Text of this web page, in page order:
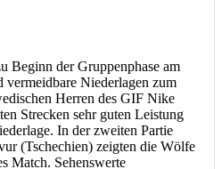
Beginn der Gruppenphase am
vermeidbare Niederlagen zum
Herren des GIF Nike
Strecken sehr guten Leistung
In der zweiten Partie
(Tschechien) zeigten die Wölfe
Match. Sehenswerte